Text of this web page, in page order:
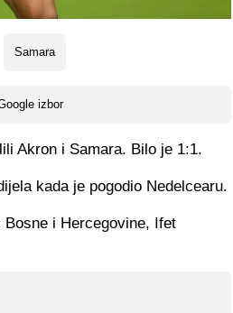
Samara
izbor
Akron i Samara. Bilo je 1:1.
kada je pogodio Nedelcearu.
i Hercegovine, Ifet